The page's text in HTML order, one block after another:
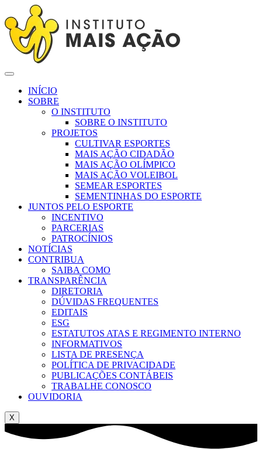
INÍCIO
SOBRE
O INSTITUTO
SOBRE O INSTITUTO
PROJETOS
CULTIVAR ESPORTES
MAIS AÇÃO CIDADÃO
MAIS AÇÃO OLÍMPICO
MAIS AÇÃO VOLEIBOL
SEMEAR ESPORTES
SEMENTINHAS DO ESPORTE
JUNTOS PELO ESPORTE
INCENTIVO
PARCERIAS
PATROCÍNIOS
NOTÍCIAS
CONTRIBUA
SAIBA COMO
TRANSPARÊNCIA
DIRETORIA
DÚVIDAS FREQUENTES
EDITAIS
ESG
ESTATUTOS ATAS E REGIMENTO INTERNO
INFORMATIVOS
LISTA DE PRESENÇA
POLÍTICA DE PRIVACIDADE
PUBLICAÇÕES CONTÁBEIS
TRABALHE CONOSCO
OUVIDORIA
X